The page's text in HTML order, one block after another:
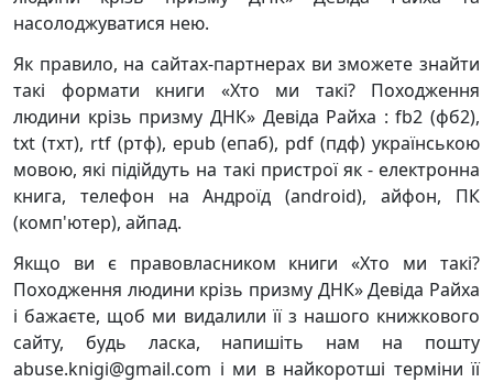
насолоджуватися нею.
Як правило, на сайтах-партнерах ви зможете знайти
такі формати книги «Хто ми такі? Походження
людини крізь призму ДНК» Девіда Райха : fb2 (фб2),
txt (тхт), rtf (ртф), epub (епаб), pdf (пдф) українською
мовою, які підійдуть на такі пристрої як - електронна
книга, телефон на Андроїд (android), айфон, ПК
(комп'ютер), айпад.
Якщо ви є правовласником книги «Хто ми такі?
Походження людини крізь призму ДНК» Девіда Райха
і бажаєте, щоб ми видалили її з нашого книжкового
сайту, будь ласка, напишіть нам на пошту
abuse.knigi@gmail.com і ми в найкоротші терміни її